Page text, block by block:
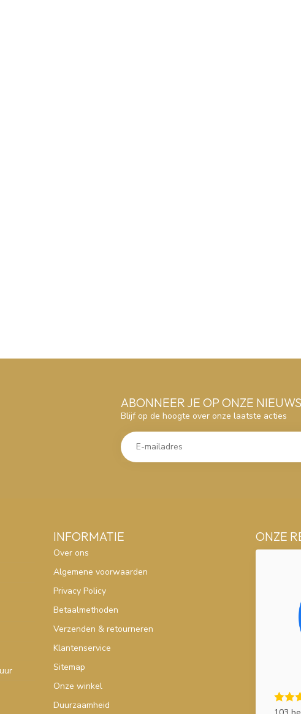
ABONNEER JE OP ONZE
Blijf op de hoogte over onze laatste acties
INFORMATIE
Over ons
Algemene voorwaarden
Privacy Policy
Betaalmethoden
Verzenden & retourneren
Klantenservice
Sitemap
Onze winkel
Duurzaamheid
ONZE